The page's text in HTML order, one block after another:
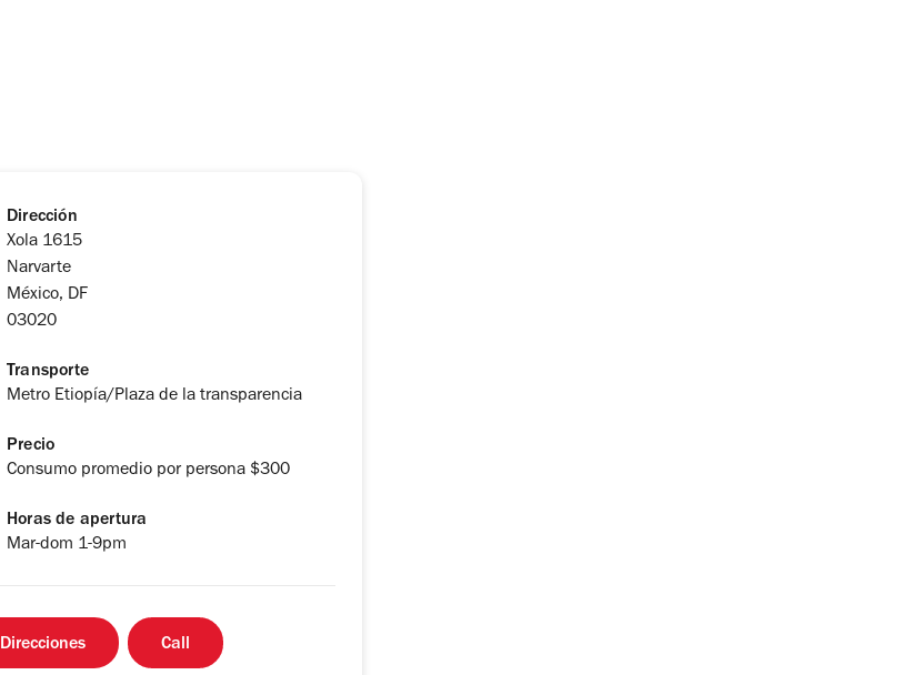
Dirección
Xola 1615
Narvarte
México, DF
03020
Transporte
Metro Etiopía/Plaza de la transparencia
Precio
Consumo promedio por persona $300
Horas de apertura
Mar-dom 1-9pm
Direcciones Call